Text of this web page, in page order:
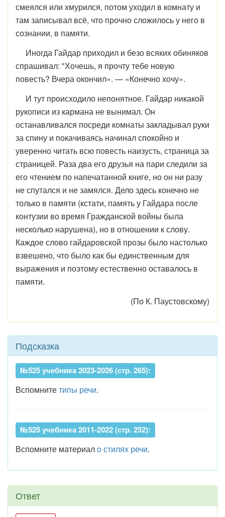
смеялся или хмурился, потом уходил в комнату и
там записывал всё, что прочно сложилось у него в
сознании, в памяти.
Иногда Гайдар приходил и безо всяких обиняков
спрашивал: "Хочешь, я прочту тебе новую
повесть? Вчера окончил». — «Ко­нечно хочу».
И тут происходило непонятное. Гайдар никакой
рукописи из кармана не вынимал. Он
останавливался посреди комнаты закладывал руки
за спину и покачиваясь начинал спокойно и
уверенно читать всю повесть наизусть, страница за
страницей. Раза два его друзья на пари следили за
его чтением по напе­чатанной книге, но он ни разу
не спутался и не замялся. Дело здесь конечно не
только в памяти (кстати, память у Гайдара после
контузии во время Гражданской войны была
несколько нарушена), но в отношении к слову.
Каждое слово гайдаровской прозы было настолько
взвешено, что было как бы единственным для
выражения и поэтому естественно оставалось в
памяти.
(По К. Паустовскому)
Подсказка
№525 учебника 2023-2026 (стр. 265):
Вспомнитетипы речи.
№525 учебника 2011-2022 (стр. 252):
Вспомните материало стилях речи.
Ответ